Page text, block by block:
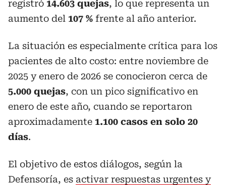
registró 14.603 quejas, lo que representa un
aumento del 107 % frente al año anterior.
La situación es especialmente crítica para los
pacientes de alto costo: entre noviembre de
2025 y enero de 2026 se conocieron cerca de
5.000 quejas, con un pico significativo en
enero de este año, cuando se reportaron
aproximadamente 1.100 casos en solo 20
días.
El objetivo de estos diálogos, según la
Defensoría, es activar respuestas urgentes y